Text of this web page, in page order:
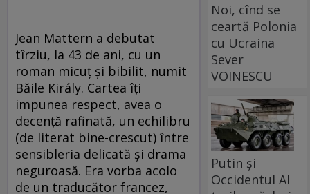
Jean Mattern a debutat
tîrziu, la 43 de ani, cu un
roman micuţ şi bibilit, numit
Băile Király. Cartea îţi
impunea respect, avea o
decenţă rafinată, un echilibru
(de literat bine-crescut) între
sensibleria delicată şi drama
neguroasă. Era vorba acolo
de un traducător francez,
Noi, cînd se
ceartă Polonia
cu Ucraina
Sever
VOINESCU
Putin și
Occidentul Al